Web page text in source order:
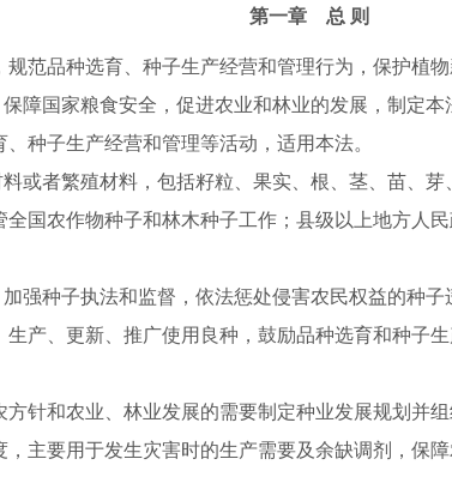
第一章 总 则
品种选育、种子生产经营和管理行为，保护植
障国家粮食安全，促进农业和林业的发展，制定本
种子生产经营和管理等活动，适用本法。
或者繁殖材料，包括籽粒、果实、根、茎、苗、芽
国农作物种子和林木种子工作；县级以上地方人
强种子执法和监督，依法惩处侵害农民权益的种子
产、更新、推广使用良种，鼓励品种选育和种子
针和农业、林业发展的需要制定种业发展规划并组
主要用于发生灾害时的生产需要及余缺调剂，保